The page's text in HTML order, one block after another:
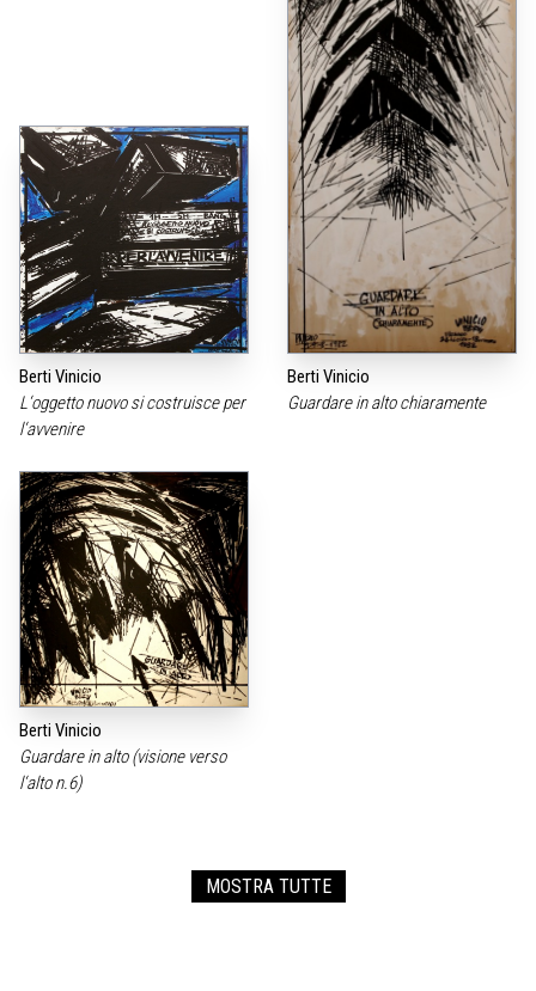
Berti Vinicio
L‘oggetto nuovo si costruisce per
l‘avvenire
Berti Vinicio
Guardare in alto chiaramente
Berti Vinicio
Guardare in alto (visione verso
l‘alto n.6)
MOSTRA TUTTE